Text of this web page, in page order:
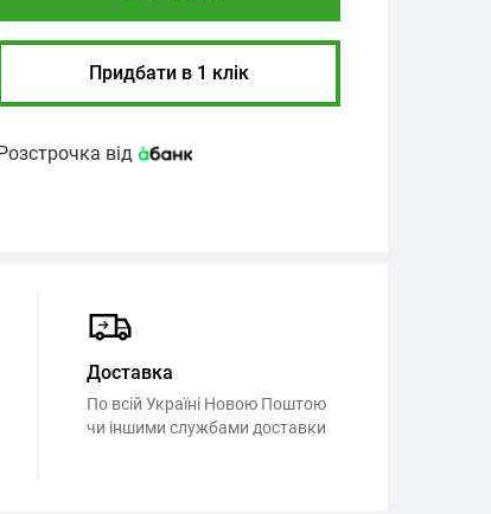
Придбати в 1 клік
від
Доставка
По всій Україні Новою Поштою
чи іншими службами доставки